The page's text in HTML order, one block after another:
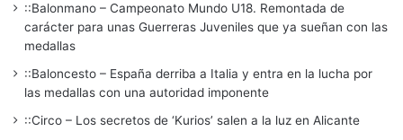
::Balonmano – Campeonato Mundo U18. Remontada de
carácter para unas Guerreras Juveniles que ya sueñan con las
medallas
::Baloncesto – España derriba a Italia y entra en la lucha por
las medallas con una autoridad imponente
::Circo – Los secretos de ‘Kurios’ salen a la luz en Alicante